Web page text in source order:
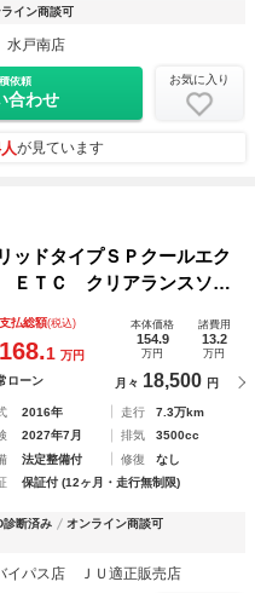
ライン商談可
戸南店
依頼
合わせ
お気に入り
が見ています
ドタイプＳＰクールエク
ＥＴＣ クリアランスソナ
突被害軽減システム 全
オートライト ＬＥＤヘ
支払総額(税込)
168.1 万円
本体価格
154.9
万円
諸費用
13.2
万円
ローン 月々 18,500 円
2016年 走行
7.3万km
2027年7月 排気
3500cc
法定整備付 修復
なし
保証付 (12ヶ月・走行無制限)
診断済み
オンライン商談可
イパス店 ＪＵ適正販売店